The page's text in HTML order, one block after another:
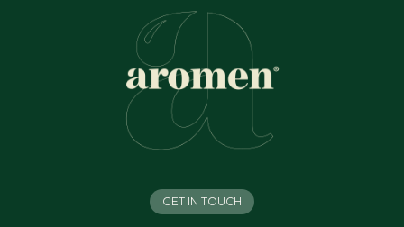
GET IN TOUCH